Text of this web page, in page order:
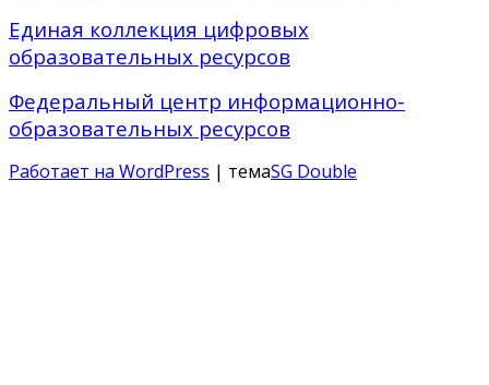
Единая коллекция цифровых
образовательных ресурсов
Федеральный центр информационно-
образовательных ресурсов
Работает на WordPress | темаSG Double